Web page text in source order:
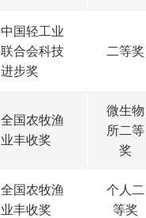
中国轻工业
联合会科技
进步奖
二等奖
全国农牧渔
业丰收奖
微生物
所二等
奖
全国农牧渔
业丰收奖
个人二
等奖